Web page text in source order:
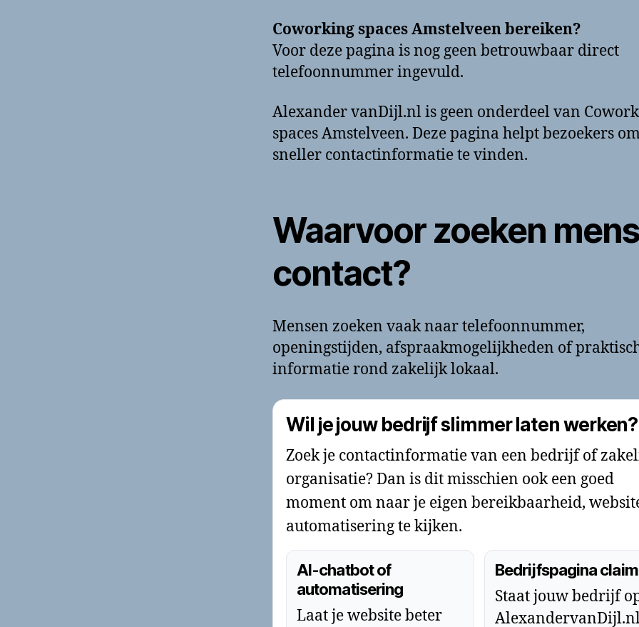
Coworking spaces Amstelveen bereiken?
Voor deze pagina is nog geen betrouwbaar direct
telefoonnummer ingevuld.
Alexander vanDijl.nl is geen onderdeel van
spaces Amstelveen. Deze pagina helpt bezoekers
sneller contactinformatie te vinden.
Waarvoor zoeken
contact?
Mensen zoeken vaak naar telefoonnummer,
openingstijden, afspraakmogelijkheden of
informatie rond zakelijk lokaal.
Wil je jouw bedrijf slimmer laten werken?
Zoek je contactinformatie van een bedrijf of
organisatie? Dan is dit misschien ook een goed
moment om naar je eigen bereikbaarheid,
automatisering te kijken.
AI-chatbot of
automatisering
Laat je website beter
Bedrijfspagina
Staat jouw bedrijf